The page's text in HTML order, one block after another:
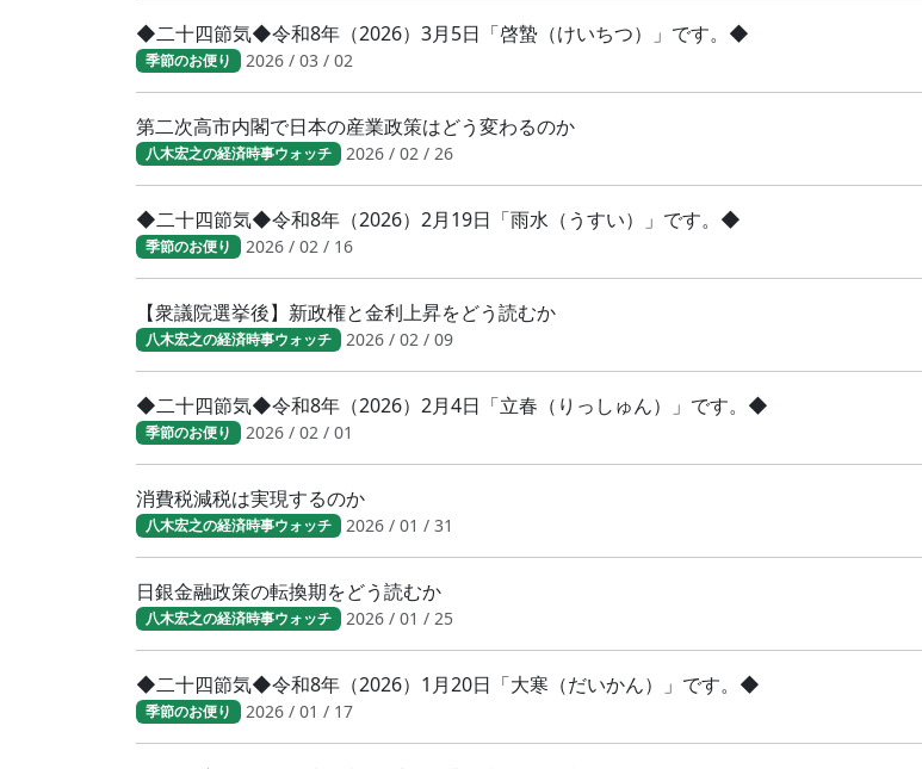
◆二十四節気◆令和8年（2026）3月5日「啓蟄（けいちつ）」です。◆
季節のお便り 2026 / 03 / 02
第二次高市内閣で日本の産業政策はどう変わるのか
八木宏之の経済時事ウォッチ 2026 / 02 / 26
◆二十四節気◆令和8年（2026）2月19日「雨水（うすい）」です。◆
季節のお便り 2026 / 02 / 16
【衆議院選挙後】新政権と金利上昇をどう読むか
八木宏之の経済時事ウォッチ 2026 / 02 / 09
◆二十四節気◆令和8年（2026）2月4日「立春（りっしゅん）」です。◆
季節のお便り 2026 / 02 / 01
消費税減税は実現するのか
八木宏之の経済時事ウォッチ 2026 / 01 / 31
日銀金融政策の転換期をどう読むか
八木宏之の経済時事ウォッチ 2026 / 01 / 25
◆二十四節気◆令和8年（2026）1月20日「大寒（だいかん）」です。◆
季節のお便り 2026 / 01 / 17